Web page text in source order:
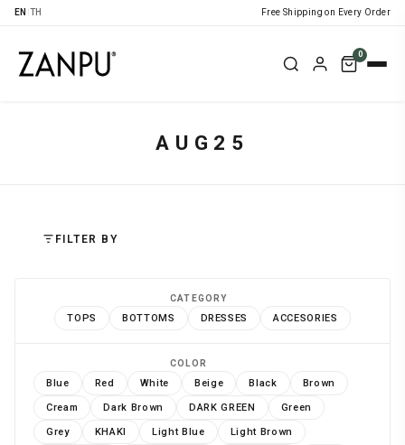
EN TH Free Shipping on Every Order
0
AUG25
FILTER BY
CATEGORY
TOPS BOTTOMS DRESSES ACCESORIES
COLOR
Blue Red White Beige Black Brown
Cream Dark Brown DARK GREEN Green
Grey KHAKI Light Blue Light Brown